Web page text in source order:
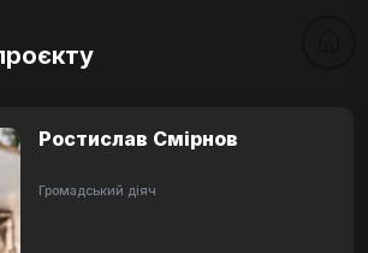
Ростислав Смірнов
Громадський діяч